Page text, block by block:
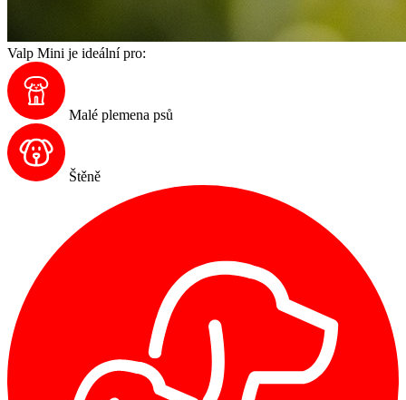
Valp Mini je ideální pro:
Malé plemena psů
Štěně